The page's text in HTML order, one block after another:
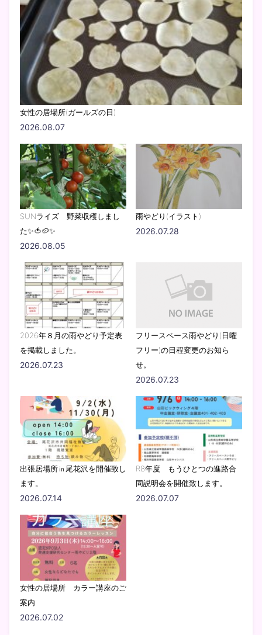
女性の居場所(ガールズの日)
2026.08.07
SUNライズ 野菜収穫しまし
た✨🍅🥔✨
2026.08.05
雨やどり(イラスト)
2026.07.28
2026年８月の雨やどり予定表
を掲載しました。
2026.07.23
フリースペース雨やどり(日曜
フリー)の日程変更のお知ら
せ。
2026.07.23
出張居場所㏌尾花沢を開催致し
ます。
2026.07.14
R8年度 もうひとつの進路合
同説明会を開催致します。
2026.07.07
女性の居場所 カラー講座のご
案内
2026.07.02